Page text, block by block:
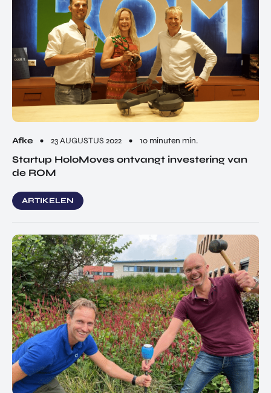
Afke 23 AUGUSTUS 2022 10 minuten min.
Startup HoloMoves ontvangt investering van
de ROM
ARTIKELEN